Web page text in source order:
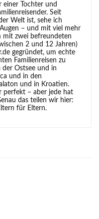
einer Tochter und
Seit
Welt ist, sehe ich
– und mit viel mehr
mit zwei befreundeten
2 und 12 Jahren)
gegründet, um echte
Familienreisen zu
Ostsee und in
und in den
und in Kroatien.
perfekt – aber jede hat
das teilen wir hier:
für Eltern.